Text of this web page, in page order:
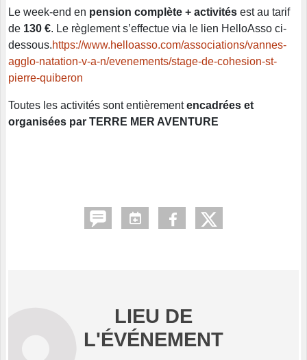
Le week-end en pension complète + activités est au tarif
de 130 €. Le règlement s’effectue via le lien HelloAsso ci-
dessous.https://www.helloasso.com/associations/vannes-
agglo-natation-v-a-n/evenements/stage-de-cohesion-st-
pierre-quiberon
Toutes les activités sont entièrementencadrées et
organisées par TERRE MER AVENTURE
LIEU DE
L'ÉVÉNEMENT